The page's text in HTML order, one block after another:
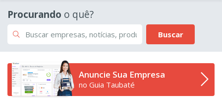
Procurando o quê?
Buscar
Anuncie Sua Empresa
no Guia Taubaté